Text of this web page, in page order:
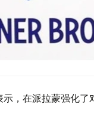
，在派拉蒙强化